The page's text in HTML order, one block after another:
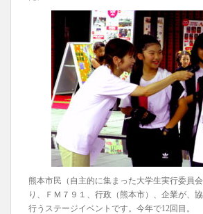
熊本市民（自主的に集まった大学生実行委員
り、ＦＭ７９１、行政（熊本市）、企業が、
行うステージイベントです。今年で12回目。